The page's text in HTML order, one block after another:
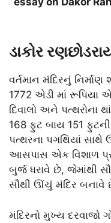
ડાકોર
વર્તમાન મંદિરનું
1772 એડી માં રૂપિયા
દિવાલો અને પત્થરોના
168 ફુટ બાય 151
પત્થરના પગથિયાં
આસપાસ એક વિશાળ
બુર્જ ધરાવે છે, જેમાંથી
સૌથી ઊંચું મંદિર બનાવે
મંદિરનો મુખ્ય દરવાજો